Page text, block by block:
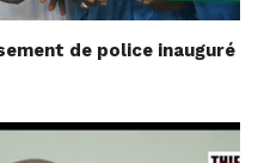
de police inauguré